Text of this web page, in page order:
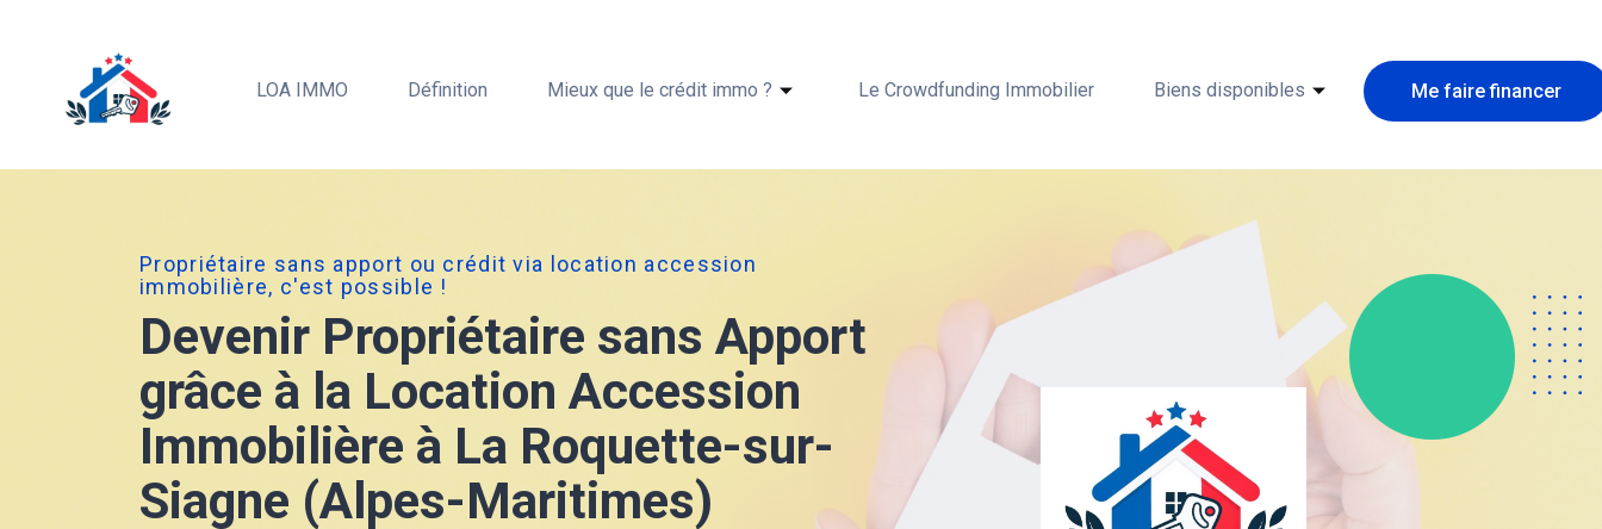
LOA IMMO Définition Mieux que le crédit immo ? Le Crowdfunding Immobilier Biens disponibles Me faire financer
Propriétaire sans apport ou crédit via location accession
immobilière, c'est possible !
Devenir Propriétaire sans Apport
grâce à la Location Accession
Immobilière à La Roquette-sur-
Siagne (Alpes-Maritimes)